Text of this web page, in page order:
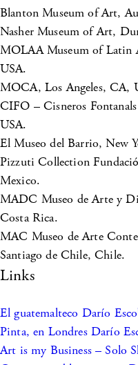
Blanton Museum of Art,
Nasher Museum of Art,
MOLAA Museum of Latin
USA.
MOCA, Los Angeles, CA,
CIFO – Cisneros
USA.
El Museo del Barrio, New
Pizzuti Collection
Mexico.
MADC Museo de Arte y
Costa Rica.
MAC Museo de Arte
Santiago de Chile, Chile.
Links
El guatemalteco Darío
Pinta, en Londres Darío
Art is my Business – Solo